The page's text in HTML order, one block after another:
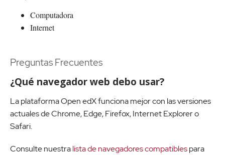
Computadora
Internet
Preguntas Frecuentes
¿Qué navegador web debo usar?
La plataforma Open edX funciona mejor con las versiones
actuales de Chrome, Edge, Firefox, Internet Explorer o
Safari.
Consulte nuestralista de navegadores compatiblespara